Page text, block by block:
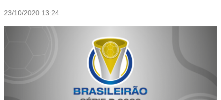
23/10/2020 13:24